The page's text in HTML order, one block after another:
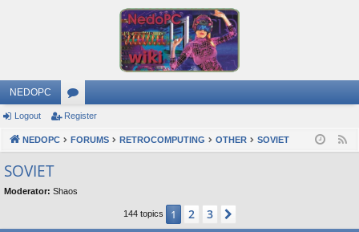
NEDOPC
or
u
s
Logout Register
NEDOPC FORUMS RETROCOMPUTING OTHER SOVIET
SOVIET
Moderator: Shaos
144 topics 1 2 3